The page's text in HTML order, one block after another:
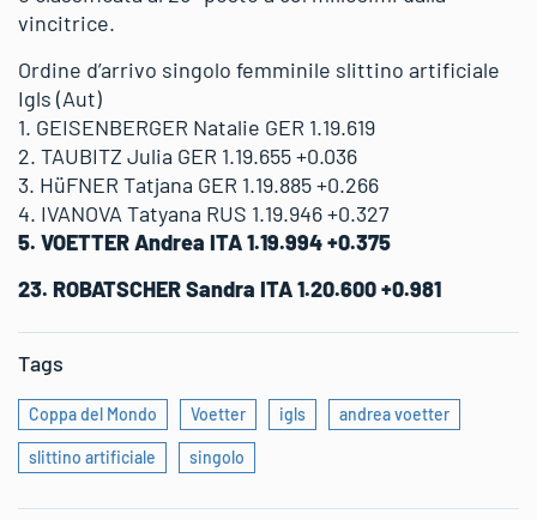
vincitrice.
Ordine d’arrivo singolo femminile slittino artificiale
Igls (Aut)
1. GEISENBERGER Natalie GER 1.19.619
2. TAUBITZ Julia GER 1.19.655 +0.036
3. HüFNER Tatjana GER 1.19.885 +0.266
4. IVANOVA Tatyana RUS 1.19.946 +0.327
5. VOETTER Andrea ITA 1.19.994 +0.375
23. ROBATSCHER Sandra ITA 1.20.600 +0.981
Tags
Coppa del Mondo Voetter igls andrea voetter
slittino artificiale singolo